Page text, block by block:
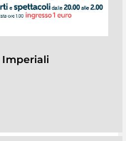
Imperiali